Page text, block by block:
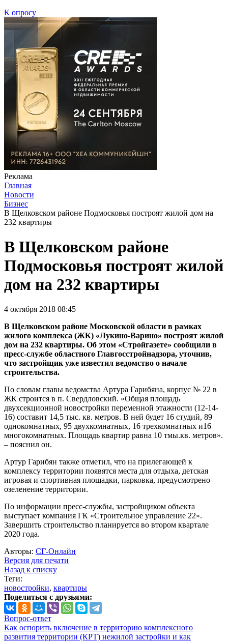
К опросу
Реклама
Главная
Новости
Бизнес
В Щелковском районе Подмосковья построят жилой дом на
232 квартиры
В Щелковском районе
Подмосковья построят жилой
дом на 232 квартиры
4 октября 2018 08:45
В Щелковском районе Московской области в рамках
жилого комплекса (ЖК) «Лукино-Варино» построят жилой
дом на 232 квартиры. Об этом «Стройгазете» сообщили в
пресс-службе областного Главгосстройнадзора, уточнив,
что застройщик уже известил ведомство о начале
строительства.
По словам главы ведомства Артура Гарибяна, корпус № 22 в
ЖК строится в п. Свердловский. «Общая площадь
двухсекционной новостройки переменной этажности (12-14-
16) составит 14,5 тыс. кв. метров. В ней будет 16 студий, 89
однокомнатных, 95 двухкомнатных, 16 трехкомнатных и16
многокомнатных. Площадь квартир равна 10 тмы.кв. метров».
– пояснил он.
Артур Гарибян также отметил, что на прилегающей к
комплексу территории появятся места для отдыха, детская
игровая и спортивная площадки, парковка, предусмотрено
озеленение территории.
По информации пресс-службы, застройщиком объекта
выступает компания ГК «Строительное управление 22».
Завершить строительство планируется во втором квартале
2020 года.
Авторы: СГ-Онлайн
Версия для печати
Назад к списку
Теги:
новостройки, квартиры
Поделиться с друзьями:
Вопрос-ответ
Как оспорить включение в территорию комплексного
развития территории (КРТ) нежилой застройки и как